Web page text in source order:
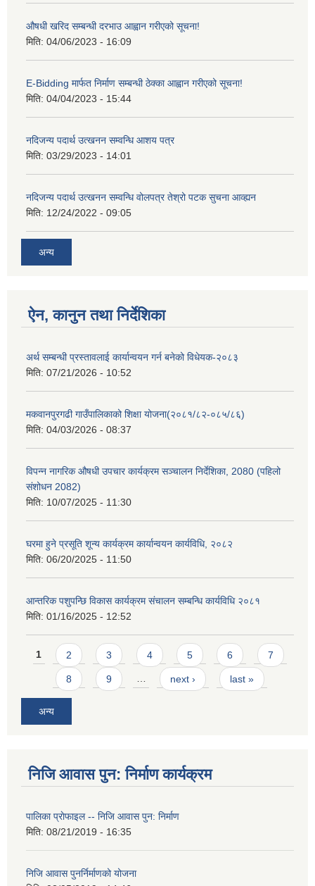
औषधी खरिद सम्बन्धी दरभाउ आह्वान गरीएको सूचना!
मिति: 04/06/2023 - 16:09
E-Bidding मार्फत निर्माण सम्बन्धी ठेक्का आह्वान गरीएको सूचना!
मिति: 04/04/2023 - 15:44
नदिजन्य पदार्थ उत्खनन सम्वन्धि आशय पत्र
मिति: 03/29/2023 - 14:01
नदिजन्य पदार्थ उत्खनन सम्वन्धि वोलपत्र तेश्रो पटक सुचना आव्ह्यन
मिति: 12/24/2022 - 09:05
अन्य
ऐन, कानुन तथा निर्देशिका
अर्थ सम्बन्धी प्रस्तावलाई कार्यान्वयन गर्न बनेको विधेयक-२०८३
मिति: 07/21/2026 - 10:52
मकवानपुरगढी गाउँपालिकाको शिक्षा योजना(२०८१/८२-०८५/८६)
मिति: 04/03/2026 - 08:37
विपन्न नागरिक औषधी उपचार कार्यक्रम सञ्चालन निर्देशिका, 2080 (पहिलो
संशोधन 2082)
मिति: 10/07/2025 - 11:30
घरमा हुने प्रसूति शून्य कार्यक्रम कार्यान्वयन कार्यविधि, २०८२
मिति: 06/20/2025 - 11:50
आन्तरिक पशुपन्छि विकास कार्यक्रम संचालन सम्बन्धि कार्यविधि २०८१
मिति: 01/16/2025 - 12:52
Pages
1 2 3 4 5 6 7
8 9 … next › last »
अन्य
निजि आवास पुन: निर्माण कार्यक्रम
पालिका प्राेफाइल -- निजि आवास पुन: निर्माण
मिति: 08/21/2019 - 16:35
निजि आवास पुनर्निर्माणको योजना